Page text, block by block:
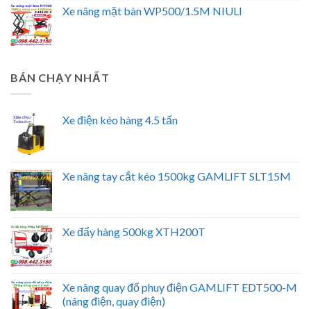
Xe nâng mặt bàn WP500/1.5M NIULI
BÁN CHẠY NHẤT
Xe điện kéo hàng 4.5 tấn
Xe nâng tay cắt kéo 1500kg GAMLIFT SLT15M
Xe đẩy hàng 500kg XTH200T
Xe nâng quay đổ phuy điện GAMLIFT EDT500-M
(nâng điện, quay điện)